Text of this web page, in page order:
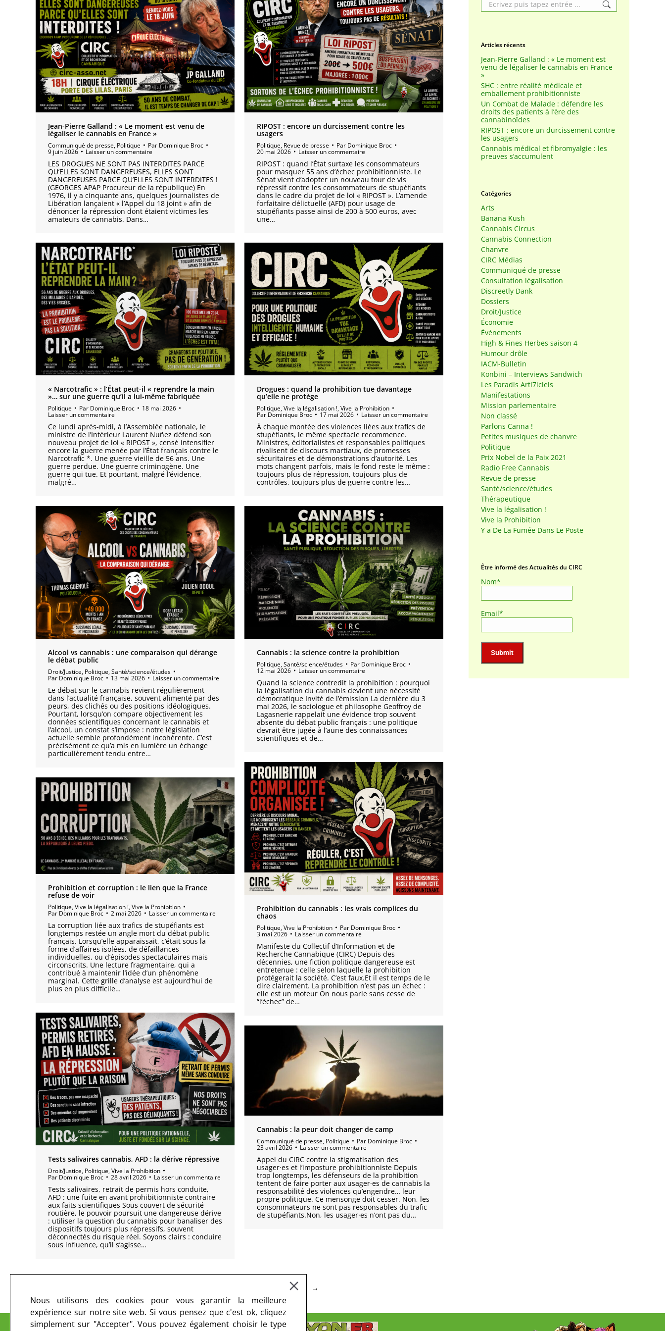
Jean-Pierre Galland : « Le moment est venu de
légaliser le cannabis en France »
Communiqué de presse, Politique Par Dominique Broc
9 juin 2026 Laisser un commentaire
LES DROGUES NE SONT PAS INTERDITES PARCE
QU’ELLES SONT DANGEREUSES, ELLES SONT
DANGEREUSES PARCE QU’ELLES SONT INTERDITES !
(GEORGES APAP Procureur de la république) En
1976, il y a cinquante ans, quelques journalistes de
Libération lançaient « l’Appel du 18 joint » afin de
dénoncer la répression dont étaient victimes les
amateurs de cannabis. Dans…
RIPOST : encore un durcissement contre les
usagers
Politique, Revue de presse Par Dominique Broc
20 mai 2026 Laisser un commentaire
RIPOST : quand l’État surtaxe les consommateurs
pour masquer 55 ans d’échec prohibitionniste. Le
Sénat vient d’adopter un nouveau tour de vis
répressif contre les consommateurs de stupéfiants
dans le cadre du projet de loi « RIPOST ». L’amende
forfaitaire délictuelle (AFD) pour usage de
stupéfiants passe ainsi de 200 à 500 euros, avec
une…
« Narcotrafic » : l’État peut-il « reprendre la main
»… sur une guerre qu’il a lui-même fabriquée
Politique Par Dominique Broc 18 mai 2026
Laisser un commentaire
Ce lundi après-midi, à l’Assemblée nationale, le
ministre de l’Intérieur Laurent Nuñez défend son
nouveau projet de loi « RIPOST », censé intensifier
encore la guerre menée par l’État français contre le
Narcotrafic *. Une guerre vieille de 56 ans. Une
guerre perdue. Une guerre criminogène. Une
guerre qui tue. Et pourtant, malgré l’évidence,
malgré…
Drogues : quand la prohibition tue davantage
qu’elle ne protège
Politique,Vive la légalisation !,Vive la Prohibition
Par Dominique Broc 17 mai 2026 Laisser un commentaire
À chaque montée des violences liées aux trafics de
stupéfiants, le même spectacle recommence.
Ministres, éditorialistes et responsables politiques
rivalisent de discours martiaux, de promesses
sécuritaires et de démonstrations d’autorité. Les
mots changent parfois, mais le fond reste le même :
toujours plus de répression, toujours plus de
contrôles, toujours plus de guerre contre les…
Alcool vs cannabis : une comparaison qui dérange
le débat public
Droit/Justice, Politique,Santé/science/études
Par Dominique Broc 13 mai 2026 Laisser un commentaire
Le débat sur le cannabis revient régulièrement
dans l’actualité française, souvent alimenté par des
peurs, des clichés ou des positions idéologiques.
Pourtant, lorsqu’on compare objectivement les
données scientifiques concernant le cannabis et
l’alcool, un constat s’impose : notre législation
actuelle semble profondément incohérente. C’est
précisément ce qu’a mis en lumière un échange
particulièrement tendu entre…
Cannabis : la science contre la prohibition
Politique,Santé/science/études Par Dominique Broc
12 mai 2026 Laisser un commentaire
Quand la science contredit la prohibition : pourquoi
la légalisation du cannabis devient une nécessité
démocratique Invité de l’émission La dernière du 3
mai 2026, le sociologue et philosophe Geoffroy de
Lagasnerie rappelait une évidence trop souvent
absente du débat public français : une politique
devrait être jugée à l’aune des connaissances
scientifiques et de…
Prohibition du cannabis : les vrais complices du
chaos
Politique,Vive la Prohibition Par Dominique Broc
3 mai 2026 Laisser un commentaire
Manifeste du Collectif d’Information et de
Recherche Cannabique (CIRC) Depuis des
décennies, une fiction politique dangereuse est
entretenue : celle selon laquelle la prohibition
protégerait la société. C’est faux.Et il est temps de le
dire clairement. La prohibition n’est pas un échec :
elle est un moteur On nous parle sans cesse de
“l’échec” de…
Prohibition et corruption : le lien que la France
refuse de voir
Politique,Vive la légalisation !,Vive la Prohibition
Par Dominique Broc 2 mai 2026 Laisser un commentaire
La corruption liée aux trafics de stupéfiants est
longtemps restée un angle mort du débat public
français. Lorsqu’elle apparaissait, c’était sous la
forme d’affaires isolées, de défaillances
individuelles, ou d’épisodes spectaculaires mais
circonscrits. Une lecture fragmentaire, qui a
contribué à maintenir l’idée d’un phénomène
marginal. Cette grille d’analyse est aujourd’hui de
plus en plus difficile…
Tests salivaires cannabis, AFD : la dérive répressive
Droit/Justice, Politique,Vive la Prohibition
Par Dominique Broc 28 avril 2026 Laisser un commentaire
Tests salivaires, retrait de permis hors conduite,
AFD : une fuite en avant prohibitionniste contraire
aux faits scientifiques Sous couvert de sécurité
routière, le pouvoir poursuit une dangereuse dérive
: utiliser la question du cannabis pour banaliser des
dispositifs toujours plus répressifs, souvent
déconnectés du risque réel. Soyons clairs : conduire
sous influence, qu’il s’agisse…
Cannabis : la peur doit changer de camp
Communiqué de presse, Politique Par Dominique Broc
23 avril 2026 Laisser un commentaire
Appel du CIRC contre la stigmatisation des
usager·es et l’imposture prohibitionniste Depuis
trop longtemps, les défenseurs de la prohibition
tentent de faire porter aux usager·es de cannabis la
responsabilité des violences qu’engendre… leur
propre politique. Ce mensonge doit cesser. Non, les
consommateurs ne sont pas responsables du trafic
de stupéfiants.Non, les usager·es n’ont pas du…
63 →
Articles récents
Jean-Pierre Galland : « Le moment est
venu de légaliser le cannabis en France
»
SHC : entre réalité médicale et
emballement prohibitionniste
Un Combat de Malade : défendre les
droits des patients à l’ère des
cannabinoïdes
RIPOST : encore un durcissement contre
les usagers
Cannabis médical et fibromyalgie : les
preuves s’accumulent
Catégories
Arts
Banana Kush
Cannabis Circus
Cannabis Connection
Chanvre
CIRC Médias
Communiqué de presse
Consultation légalisation
Discreetly Dank
Dossiers
Droit/Justice
Économie
Événements
High & Fines Herbes saison 4
Humour drôle
IACM-Bulletin
Konbini – Interviews Sandwich
Les Paradis Arti7iciels
Manifestations
Mission parlementaire
Non classé
Parlons Canna !
Petites musiques de chanvre
Politique
Prix Nobel de la Paix 2021
Radio Free Cannabis
Revue de presse
Santé/science/études
Thérapeutique
Vive la légalisation !
Vive la Prohibition
Y a De La Fumée Dans Le Poste
Être informé des Actualités du CIRC
Nom*
Email*
Le CIRC sur les ondes et sur le web
Nous utilisons des cookies pour vous garantir la meilleure
expérience sur notre site web. Si vous pensez que c'est ok, cliquez
simplement sur "Accepter". Vous pouvez également choisir le type